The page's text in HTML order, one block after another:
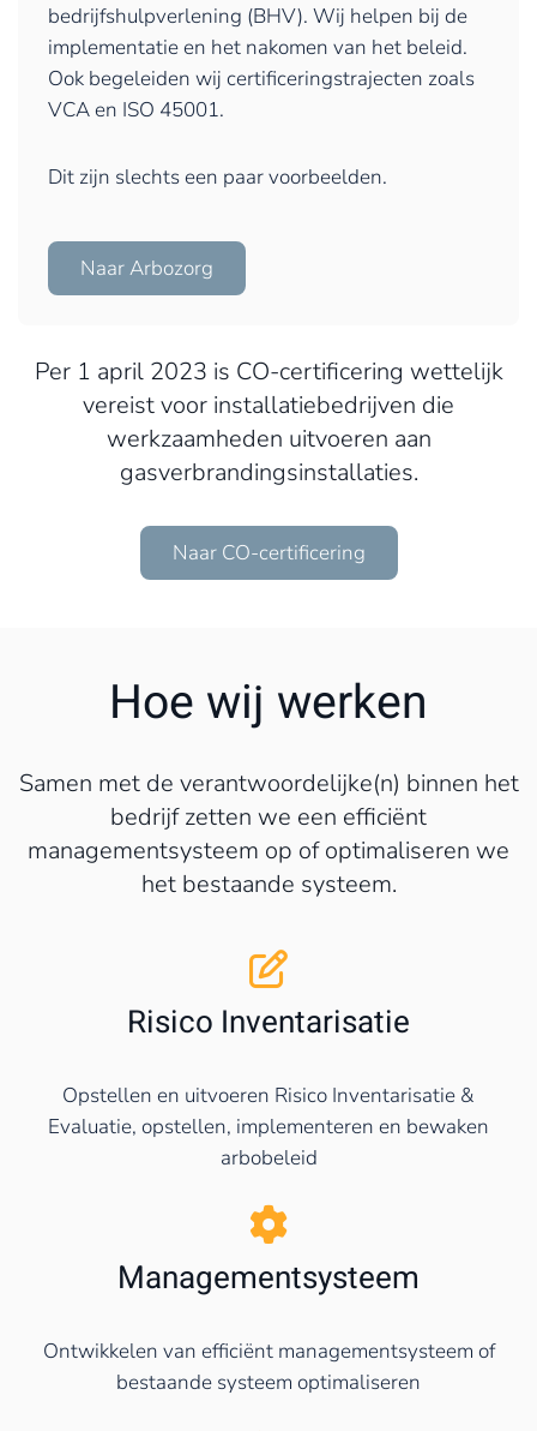
bedrijfshulpverlening (BHV). Wij helpen bij de
implementatie en het nakomen van het beleid.
Ook begeleiden wij certificeringstrajecten zoals
VCA en ISO 45001.
Dit zijn slechts een paar voorbeelden.
Naar Arbozorg
Per 1 april 2023 is CO-certificering wettelijk
vereist voor installatiebedrijven die
werkzaamheden uitvoeren aan
gasverbrandingsinstallaties.
Naar CO-certificering
Hoe wij werken
Samen met de verantwoordelijke(n) binnen het
bedrijf zetten we een efficiënt
managementsysteem op of optimaliseren we
het bestaande systeem.
Risico Inventarisatie
Opstellen en uitvoeren Risico Inventarisatie &
Evaluatie, opstellen, implementeren en bewaken
arbobeleid
Managementsysteem
Ontwikkelen van efficiënt managementsysteem of
bestaande systeem optimaliseren